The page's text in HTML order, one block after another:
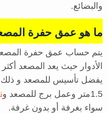
والبضائع.
ما هو عمق حفرة
يتم حساب عمق حفرة
الأدوار حيث يعد المصعد
يفضل تأسيس للمصعد و ذلك
1.5متر وعمل برج للمصعد و
سواء بغرفة أو بدون غرفة.